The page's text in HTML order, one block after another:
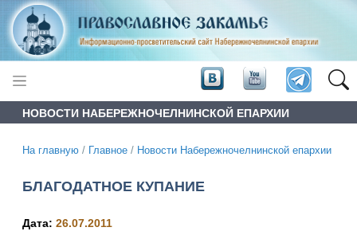
НОВОСТИ НАБЕРЕЖНОЧЕЛНИНСКОЙ ЕПАРХИИ
На главную / Главное / Новости Набережночелнинской епархии
БЛАГОДАТНОЕ КУПАНИЕ
Дата: 26.07.2011